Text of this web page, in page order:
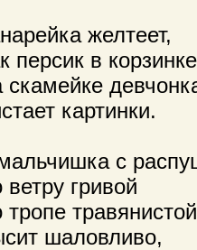
желтеет,
персик в
скамейке
картинки.
с
ветру гривой
тропе травянистой
шаловливо,